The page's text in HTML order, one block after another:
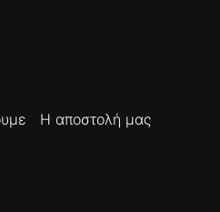
Η αποστολή μας